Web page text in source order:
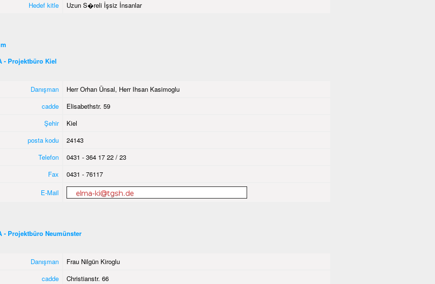
Hedef kitle
Uzun S�reli İşsiz İnsanlar
- Projektbüro Kiel
Danışman
Herr Orhan Ünsal, Herr Ihsan Kasimoglu
cadde
Elisabethstr. 59
Şehir
Kiel
posta kodu
24143
Telefon
0431 - 364 17 22 / 23
Fax
0431 - 76117
E-Mail
- Projektbüro Neumünster
Danışman
Frau Nilgün Kiroglu
cadde
Christianstr. 66